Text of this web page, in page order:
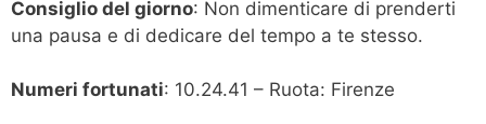
Consiglio del giorno: Non dimenticare di prenderti
una pausa e di dedicare del tempo a te stesso.
Numeri fortunati: 10.24.41 – Ruota: Firenze